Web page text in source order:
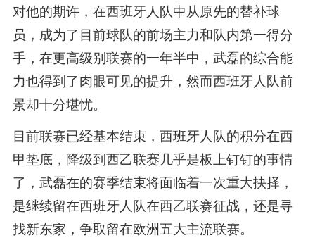
对他的期许，在西班牙人队中从原先的替补球
员，成为了目前球队的前场主力和队内第一得分
手，在更高级别联赛的一年半中，武磊的综合能
力也得到了肉眼可见的提升，然而西班牙人队前
景却十分堪忧。
目前联赛已经基本结束，西班牙人队的积分在西
甲垫底，降级到西乙联赛几乎是板上钉钉的事情
了，武磊在的赛季结束将面临着一次重大抉择，
是继续留在西班牙人队在西乙联赛征战，还是寻
找新东家，争取留在欧洲五大主流联赛。